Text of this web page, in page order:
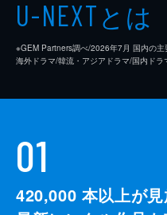
U-NEXTとは
※GEM Partners調べ/2026年7⽉ 国内の
海外ドラマ/韓流・アジアドラマ/国内ドラ
01
420,000 本以上が見